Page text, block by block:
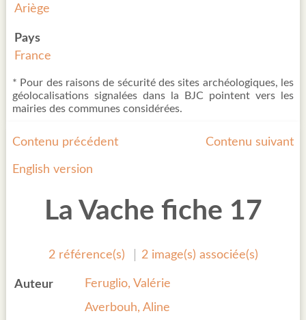
Contenu précédent Contenu suivant
English version
La Vache fiche 17
2 référence(s) 2 image(s) associée(s)
Auteur
Feruglio, Valérie
Averbouh, Aline
Ariège
Pays
France
* Pour des raisons de sécurité des sites archéologiques, les
géolocalisations signalées dans la BJC pointent vers les
mairies des communes considérées.